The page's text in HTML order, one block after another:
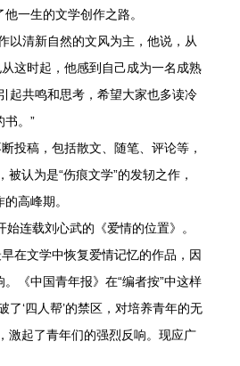
一生的文学创作之路。
以清新自然的文风为主，他说，从
这时起，他感到自己成为一名成熟
起共鸣和思考，希望大家也多读冷
书。”
投稿，包括散文、随笔、评论等，
认为是“伤痕文学”的发轫之作，
高峰期。
连载刘心武的《爱情的位置》。
在文学中恢复爱情记忆的作品，因
《中国青年报》在“编者按”中这样
‘四人帮’的禁区，对培养青年的无
激起了青年们的强烈反响。现应广